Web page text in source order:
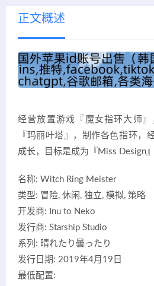
正文概述
经营放置游戏『魔女指环大师
『玛丽叶塔』，制作各色指环，
成长，目标是成为『Miss Design』
名称: Witch Ring Meister
类型: 冒险, 休闲, 独立, 模拟, 策略
开发商: Inu to Neko
发行商: Starship Studio
系列: 晴れたり曇ったり
发行日期: 2019年4月19日
最低配置: